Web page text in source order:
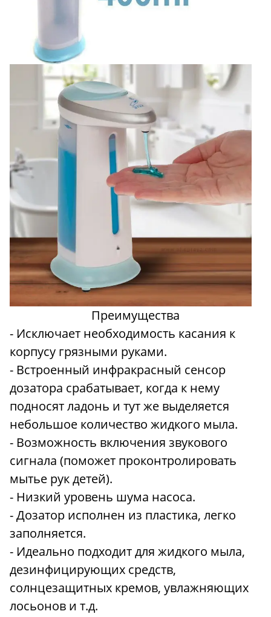
Преимущества
- Исключает необходимость касания к
корпусу грязными руками.
- Встроенный инфракрасный сенсор
дозатора срабатывает, когда к нему
подносят ладонь и тут же выделяется
небольшое количество жидкого мыла.
- Возможность включения звукового
сигнала (поможет проконтролировать
мытье рук детей).
- Низкий уровень шума насоса.
- Дозатор исполнен из пластика, легко
заполняется.
- Идеально подходит для жидкого мыла,
дезинфицирующих средств,
солнцезащитных кремов, увлажняющих
лосьонов и т.д.